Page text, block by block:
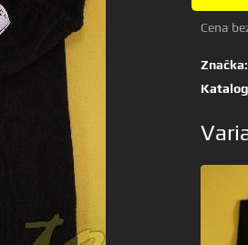
Cena
Značka: